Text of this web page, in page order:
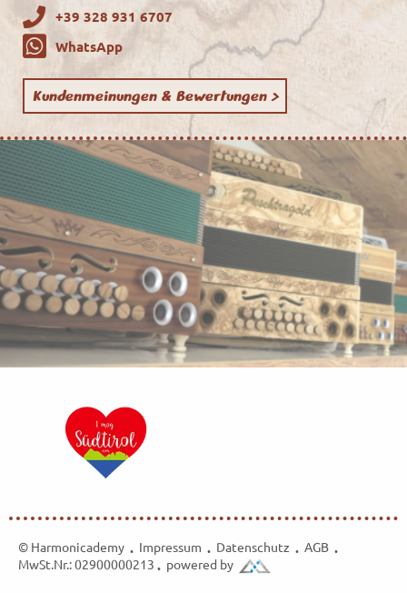
+39 328 931 6707
WhatsApp
Kundenmeinungen & Bewertungen >
© Harmonicademy • Impressum • Datenschutz • AGB •
MwSt.Nr.: 02900000213 • powered by